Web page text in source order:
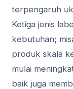
terpengaruh
Ketiga jenis
kebutuhan;
produk skala
mulai
baik juga